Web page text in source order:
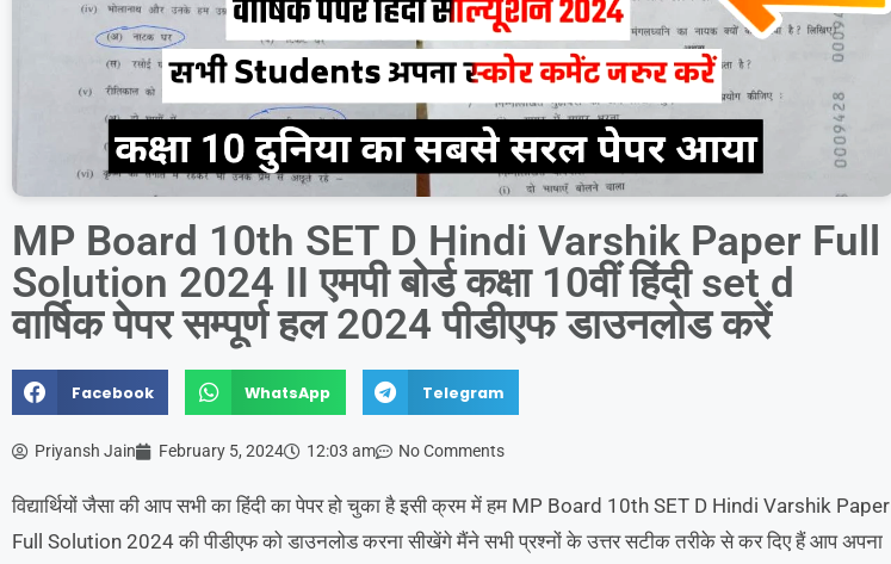
MP Board 10th SET D Hindi Varshik Paper Full
Solution 2024 II एमपी बोर्ड कक्षा 10वीं हिंदी set d
वार्षिक पेपर सम्पूर्ण हल 2024 पीडीएफ डाउनलोड करें
Facebook WhatsApp Telegram
Priyansh Jain February 5, 2024 12:03 am No Comments
विद्यार्थियों जैसा की आप सभी का हिंदी का पेपर हो चुका है इसी क्रम में हम MP Board 10th SET D Hindi Varshik Paper
Full Solution 2024 की पीडीएफ को डाउनलोड करना सीखेंगे मैंने सभी प्रश्नों के उत्तर सटीक तरीके से कर दिए हैं आप अपना